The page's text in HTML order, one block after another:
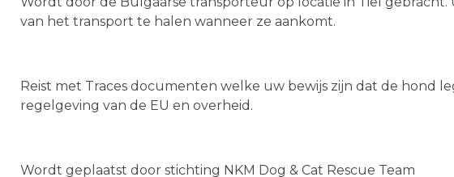
van het transport te halen wanneer ze aankomt.
Reist met Traces documenten welke uw bewijs zijn dat de hond
regelgeving van de EU en overheid.
Wordt geplaatst door stichting NKM Dog & Cat Rescue Team